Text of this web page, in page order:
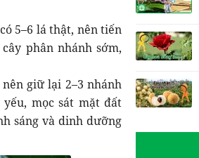
5–6 lá thật, nên tiến
phân nhánh sớm,
giữ lại 2–3 nhánh
mọc sát mặt đất
sáng và dinh dưỡng